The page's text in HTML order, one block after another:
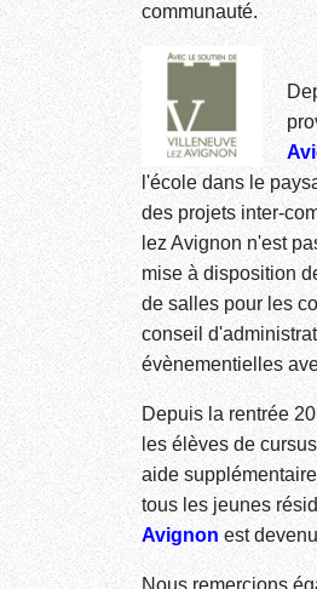
communauté.
l'école dans le
des projets inter-
lez Avignon n'est
mise à disposition
de salles pour les
conseil
évènementielles
Depuis la rentrée
les élèves de
aide
tous les jeunes
Avignon est
Nous remercions